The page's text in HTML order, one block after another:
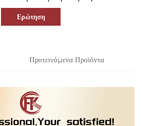
Ερώτηση
Προτεινόμενα Προϊόντα